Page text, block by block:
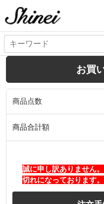
お買
商品点数
商品合計額
誠に申し訳ありません
切れになっております。